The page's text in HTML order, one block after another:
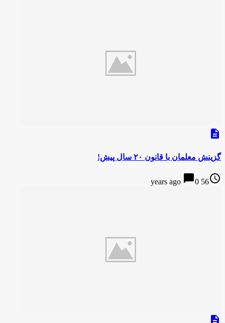
description
گزینش معلمان با قانون ۲۰ سال پیش!
access_time
56 years ago
chat_bubble0
description